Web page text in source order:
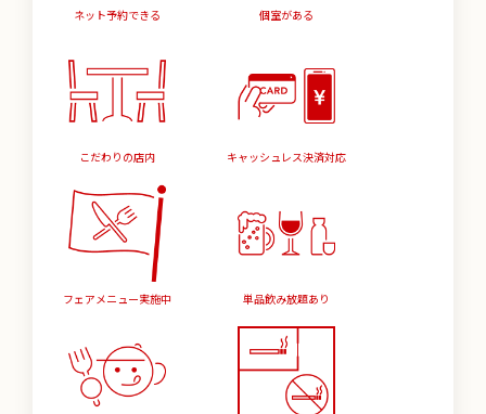
ネット予約できる 個室がある
こだわりの店内 キャッシュレス決済対応
フェアメニュー実施中 単品飲み放題あり